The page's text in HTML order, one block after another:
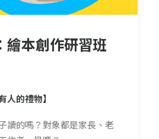
繪本創作研習班
人的禮物】
讀的嗎？對象都是家長、老